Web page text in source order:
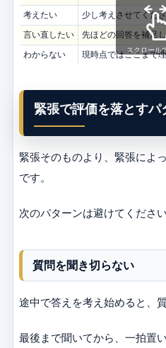
考えたい
少し考えさせてくだ
言い直したい
先ほどの回答を補足
わからない
現時点ではここまで
スクロール
緊張で評価を落とすパ
緊張そのものより、緊張によ
です。
次のパターンは避けてください
質問を聞き切らない
途中で答えを考え始めると、
最後まで聞いてから、一拍置